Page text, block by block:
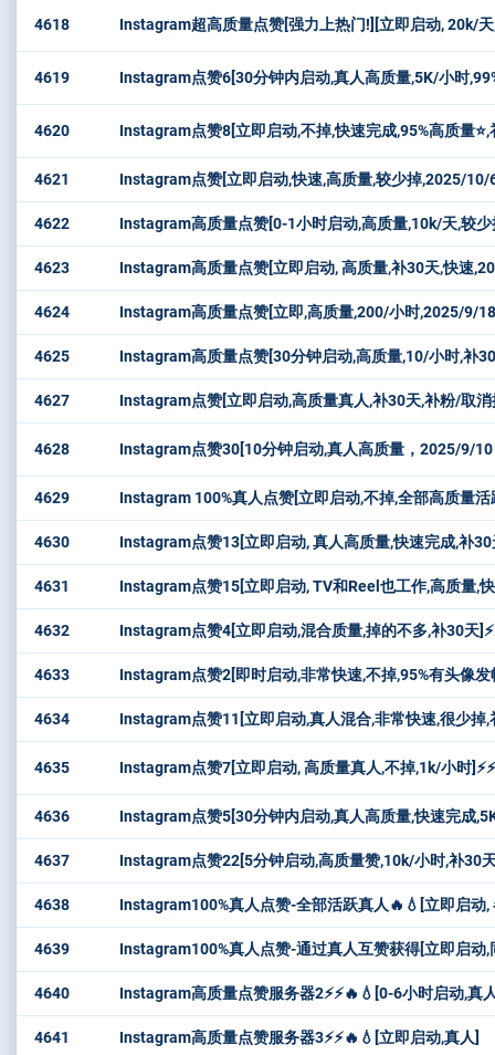
4618 Instagram超高质量点赞[强力上热门!][立即启动, 20k/
4619 Instagram点赞6[30分钟内启动,真人高质量,5K/小时
4620 Instagram点赞8[立即启动,不掉,快速完成,95%高质量
4621 Instagram点赞[立即启动,快速,高质量,较少掉,2025/10/
4622 Instagram高质量点赞[0-1小时启动,高质量,10k/天,较
4623 Instagram高质量点赞[立即启动, 高质量,补30天,快速
4624 Instagram高质量点赞[立即,高质量,200/小时,2025/9/
4625 Instagram高质量点赞[30分钟启动,高质量,10/小时,补
4627 Instagram点赞[立即启动,高质量真人,补30天,补粉/取
4628 Instagram点赞30[10分钟启动,真人高质量，2025/9/
4629 Instagram 100%真人点赞[立即启动,不掉,全部高质量
4630 Instagram点赞13[立即启动, 真人高质量,快速完成,补30
4631 Instagram点赞15[立即启动, TV和Reel也工作,高质量,
4632 Instagram点赞4[立即启动,混合质量,掉的不多,补30天
4633 Instagram点赞2[即时启动,非常快速,不掉,95%有头像发
4634 Instagram点赞11[立即启动,真人混合,非常快速,很少掉,
4635 Instagram点赞7[立即启动, 高质量真人,不掉,1k/小时
4636 Instagram点赞5[30分钟内启动,真人高质量,快速完成
4637 Instagram点赞22[5分钟启动,高质量赞,10k/小时,补30
4638 Instagram100%真人点赞-全部活跃真人🔥💧[立即启
4639 Instagram100%真人点赞-通过真人互赞获得[立即启
4640 Instagram高质量点赞服务器2⚡️⚡️🔥💧[0-6小时启动,真
4641 Instagram高质量点赞服务器3⚡️⚡️🔥💧[立即启动,真人]